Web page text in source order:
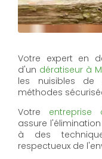
Votre expert en
d'un dératiseur à
les nuisibles de
méthodes
Votre entreprise
assure
à des
respectueux de